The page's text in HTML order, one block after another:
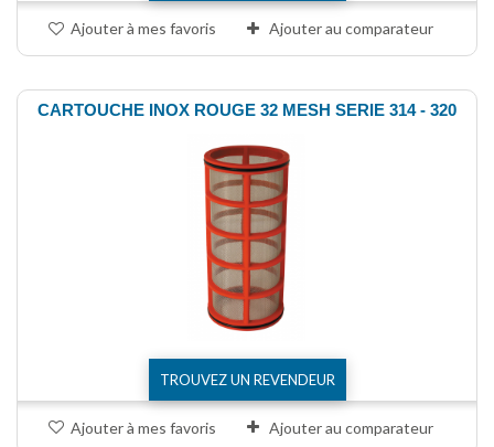
Ajouter à mes favoris Ajouter au comparateur
CARTOUCHE INOX ROUGE 32 MESH SERIE 314 - 320
TROUVEZ UN REVENDEUR
Ajouter à mes favoris Ajouter au comparateur